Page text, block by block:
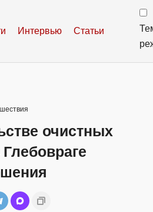
Интервью Статьи
очистных